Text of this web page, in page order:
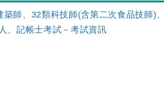
師、32類科技師(含第二次食品技師)
、記帳士考試－考試資訊